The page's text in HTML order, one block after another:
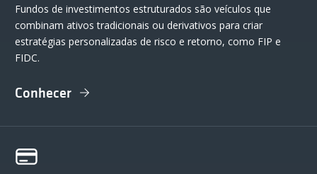
Fundos de investimentos estruturados são veículos que
combinam ativos tradicionais ou derivativos para criar
estratégias personalizadas de risco e retorno, como FIP e
FIDC.
Conhecer